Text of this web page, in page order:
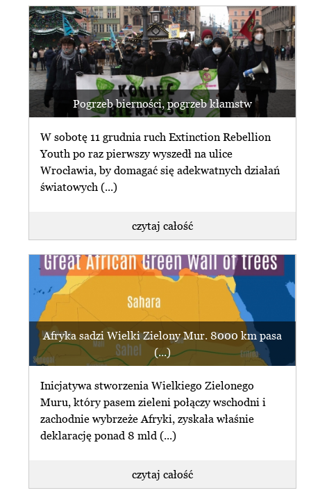
Pogrzeb bierności, pogrzeb kłamstw
W sobotę 11 grudnia ruch Extinction Rebellion
Youth po raz pierwszy wyszedł na ulice
Wrocławia, by domagać się adekwatnych działań
światowych (...)
czytaj całość
Afryka sadzi Wielki Zielony Mur. 8000 km pasa
(...)
Inicjatywa stworzenia Wielkiego Zielonego
Muru, który pasem zieleni połączy wschodni i
zachodnie wybrzeże Afryki, zyskała właśnie
deklarację ponad 8 mld (...)
czytaj całość